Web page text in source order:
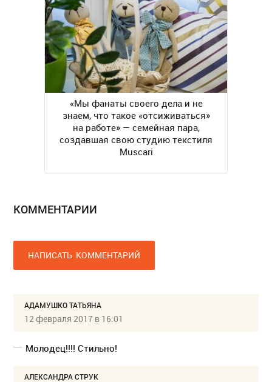
«Мы фанаты своего дела и не
знаем, что такое «отсиживаться»
на работе» — семейная пара,
создавшая свою студию текстиля
Muscari
КОММЕНТАРИИ
НАПИСАТЬ КОММЕНТАРИЙ
АДАМУШКО ТАТЬЯНА
12 февраля 2017 в 16:01
Молодец!!!! Стильно!
АЛЕКСАНДРА СТРУК